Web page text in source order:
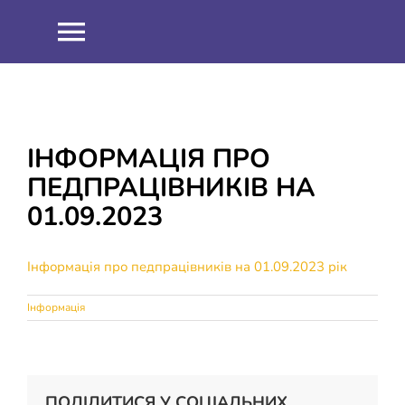
Toggle
ПРО НАС
Співпраця
ОСВІТНІЙ ПРОЦЕС
Виховна робота
ЗНО 2021
ШКІЛЬНИЙ ГАРТ
ІНФОРМАЦІЯ ПРО
ПЕДПРАЦІВНИКІВ НА
01.09.2023
Інформація про педпрацівників на 01.09.2023 рік
Інформація